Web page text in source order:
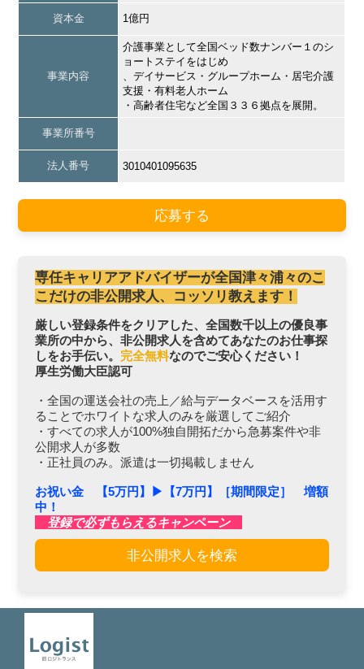
資本金 1億円
事業内容
介護事業として全国ベッド数ナンバー１のシ
ョートステイをはじめ
、デイサービス・グループホーム・居宅介護
支援・有料老人ホーム
・高齢者住宅など全国３３６拠点を展開。
事業所番号
法人番号 3010401095635
応募する
専任キャリアアドバイザーが全国津々浦々のこ
こだけの非公開求人、コッソリ教えます！
厳しい登録条件をクリアした、全国数千以上の優良事
業所の中から、非公開求人を含めてあなたのお仕事探
しをお手伝い。 完全無料なのでご安心ください！
厚生労働大臣認可
・全国の運送会社の売上／給与データベースを活用す
ることでホワイトな求人のみを厳選してご紹介
・すべての求人が100%独自開拓だから急募案件や非
公開求人が多数
・正社員のみ。派遣は一切掲載しません
お祝い金 【5万円】▶︎【7万円】［期間限定］ 増額
中！
登録で必ずもらえるキャンペーン
非公開求人を検索